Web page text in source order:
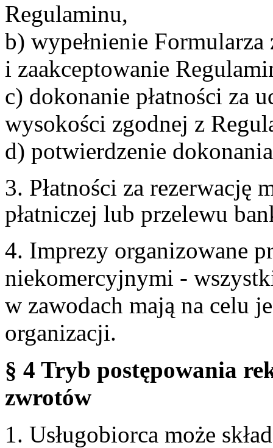
Regulaminu,
b) wypełnienie Formularza
i zaakceptowanie
c) dokonanie płatności za
wysokości zgodnej z
d) potwierdzenie
3. Płatności za rezerwację
płatniczej lub przelewu
4. Imprezy organizowane
niekomercyjnymi -
w zawodach mają na celu
organizacji.
§ 4 Tryb postępowania
zwrotów
1. Usługobiorca może